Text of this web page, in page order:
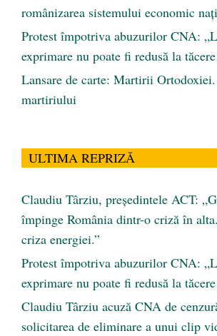
românizarea sistemului economic
Protest împotriva abuzurilor CNA:
exprimare nu poate fi redusă la tăcere
Lansare de carte: Martirii
martiriului
ULTIMA REPRIZĂ
Claudiu Târziu, președintele ACT:
împinge România dintr-o criză în
criza energiei.”
Protest împotriva abuzurilor CNA:
exprimare nu poate fi redusă la tăcere
Claudiu Târziu acuză CNA de
solicitarea de eliminare a unui clip